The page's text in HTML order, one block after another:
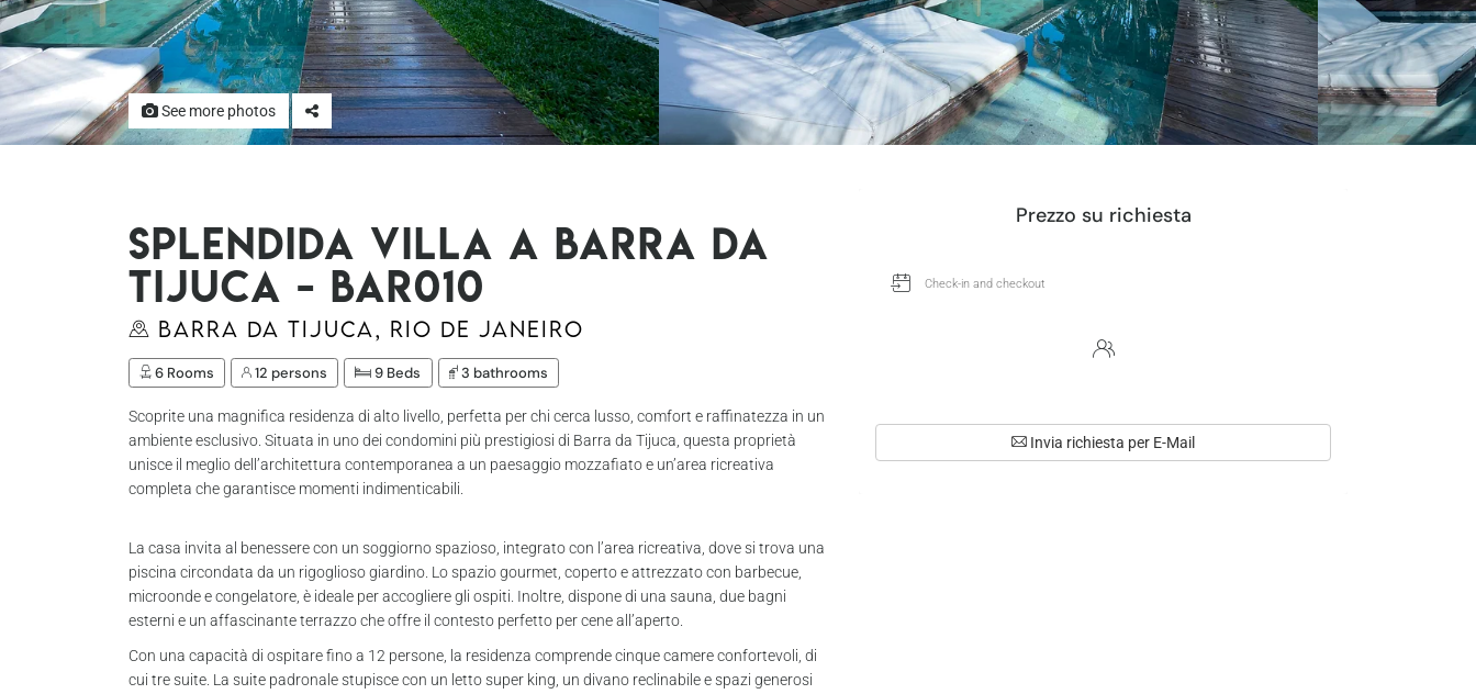
See more photos
Splendida Villa a Barra da
Tijuca - Bar010
Barra da Tijuca, Rio de Janeiro
6 Rooms 12 persons 9 Beds 3 bathrooms
Scoprite una magnifica residenza di alto livello, perfetta per chi cerca lusso, comfort e raffinatezza in un
ambiente esclusivo. Situata in uno dei condomini più prestigiosi di Barra da Tijuca, questa proprietà
unisce il meglio dell’architettura contemporanea a un paesaggio mozzafiato e un’area ricreativa
completa che garantisce momenti indimenticabili.
La casa invita al benessere con un soggiorno spazioso, integrato con l’area ricreativa, dove si trova una
piscina circondata da un rigoglioso giardino. Lo spazio gourmet, coperto e attrezzato con barbecue,
microonde e congelatore, è ideale per accogliere gli ospiti. Inoltre, dispone di una sauna, due bagni
esterni e un affascinante terrazzo che offre il contesto perfetto per cene all’aperto.
Con una capacità di ospitare fino a 12 persone, la residenza comprende cinque camere confortevoli, di
cui tre suite. La suite padronale stupisce con un letto super king, un divano reclinabile e spazi generosi
Prezzo su richiesta
Invia richiesta per E-Mail